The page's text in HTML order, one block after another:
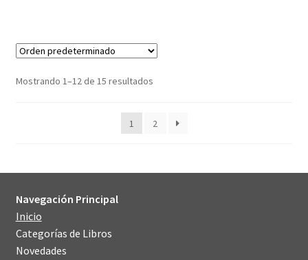
Mostrando 1–12 de 15 resultados
1 2
Navegación Principal
Inicio
Categorías de Libros
Novedades